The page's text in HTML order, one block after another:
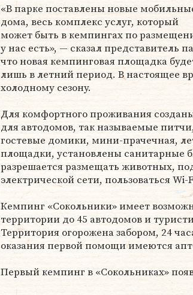
«В парке поставлены новые
дома, весь комплекс услуг, который
может быть в кемпингах по
у нас есть», — сказал представитель
что новая кемпинговая площадка
лишь в летний период. В настоящее
холодному сезону.
Для комфортного проживания
для автодомов, так называемые
гостевые домики, мини-прачечная,
площадки, установлены санитарные
разрешается размещать животных,
электрической сети, пользоваться
Кемпинг «Сокольники» имеет
территории до 45 автодомов и
Территория огорожена забором, 24
оказания первой помощи имеются
Первый кемпинг в «Сокольниках»